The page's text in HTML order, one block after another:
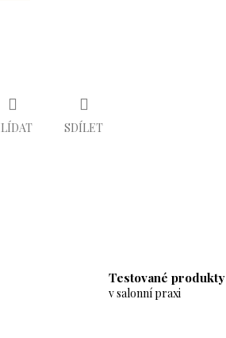
SDÍLET
Testované produkty
v salonní praxi